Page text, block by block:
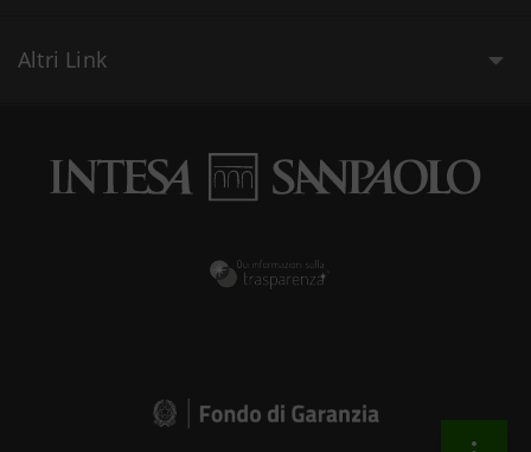
Altri Link